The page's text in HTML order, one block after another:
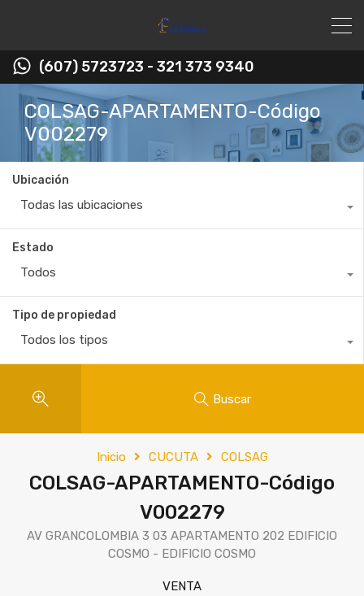
(607) 5723723 - 321 373 9340
COLSAG-APARTAMENTO-Código
V002279
Ubicación
Todas las ubicaciones
Estado
Todos
Tipo de propiedad
Todos los tipos
Buscar
Inicio CUCUTA COLSAG
COLSAG-APARTAMENTO-Código
V002279
AV GRANCOLOMBIA 3 03 APARTAMENTO 202 EDIFICIO
COSMO - EDIFICIO COSMO
VENTA